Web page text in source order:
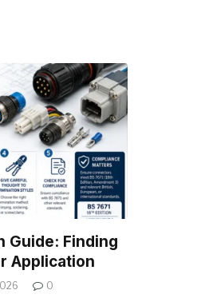
Guide: Finding
Application
0